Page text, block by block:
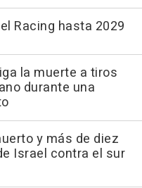
Racing hasta 2029
la muerte a tiros
durante una
y más de diez
Israel contra el sur